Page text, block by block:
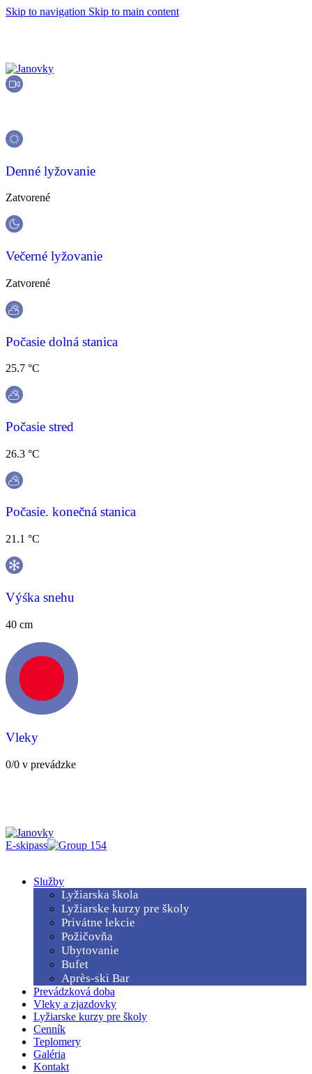
Skip to navigation Skip to main content
Denné lyžovanie
Zatvorené
Večerné lyžovanie
Zatvorené
Počasie dolná stanica
25.7 °C
Počasie stred
26.3 °C
Počasie. konečná stanica
21.1 °C
Výśka snehu
40 cm
Vleky
0/0 v prevádzke
E-skipass
Služby
Lyžiarska škola
Lyžiarske kurzy pre školy
Privátne lekcie
Požičovňa
Ubytovanie
Bufet
Après-ski Bar
Prevádzková doba
Vleky a zjazdovky
Lyžiarske kurzy pre školy
Cenník
Teplomery
Galéria
Kontakt